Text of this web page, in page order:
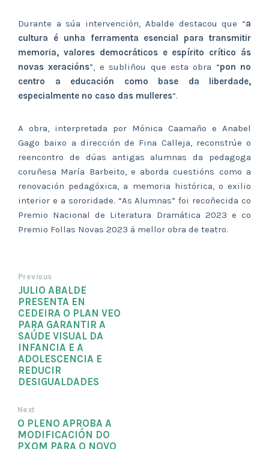
Durante a súa intervención, Abalde destacou que “a
cultura é unha ferramenta esencial para transmitir
memoria, valores democráticos e espírito crítico ás
novas xeracións”, e subliñou que esta obra “pon no
centro a educación como base da liberdade,
especialmente no caso das mulleres”.
A obra, interpretada por Mónica Caamaño e Anabel
Gago baixo a dirección de Fina Calleja, reconstrúe o
reencontro de dúas antigas alumnas da pedagoga
coruñesa María Barbeito, e aborda cuestións como a
renovación pedagóxica, a memoria histórica, o exilio
interior e a sororidade. “As Alumnas” foi recoñecida co
Premio Nacional de Literatura Dramática 2023 e co
Premio Follas Novas 2023 á mellor obra de teatro.
Previous
JULIO ABALDE
PRESENTA EN
CEDEIRA O PLAN VEO
PARA GARANTIR A
SAÚDE VISUAL DA
INFANCIA E A
ADOLESCENCIA E
REDUCIR
DESIGUALDADES
Next
O PLENO APROBA A
MODIFICACIÓN DO
PXOM PARA O NOVO